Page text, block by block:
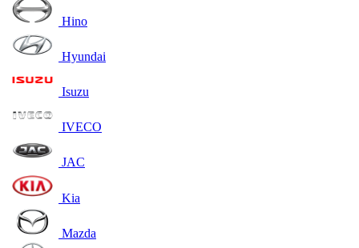
Hino
Hyundai
Isuzu
IVECO
JAC
Kia
Mazda